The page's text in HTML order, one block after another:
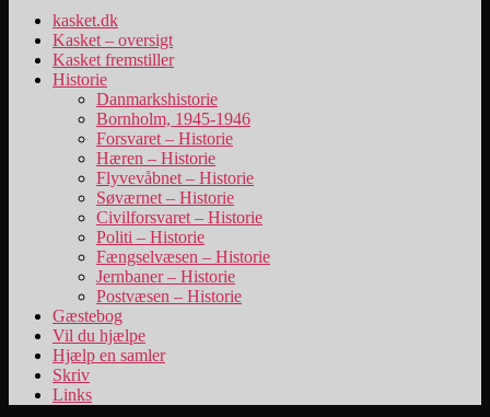
kasket.dk
Kasket – oversigt
Kasket fremstiller
Historie
Danmarkshistorie
Bornholm, 1945-1946
Forsvaret – Historie
Hæren – Historie
Flyvevåbnet – Historie
Søværnet – Historie
Civilforsvaret – Historie
Politi – Historie
Fængselvæsen – Historie
Jernbaner – Historie
Postvæsen – Historie
Gæstebog
Vil du hjælpe
Hjælp en samler
Skriv
Links